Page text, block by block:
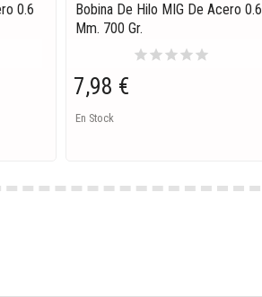
0.6
Bobina De Hilo MIG De Acero 0.6
Mm. 700 Gr.
starstarstarstarstar
7,98 €
En Stock